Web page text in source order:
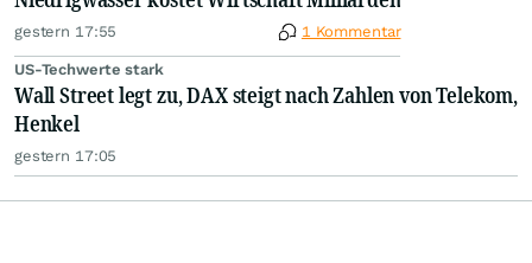
gestern 17:55 1 Kommentar
US-Techwerte stark
Wall Street legt zu, DAX steigt nach Zahlen von Telekom,
Henkel
gestern 17:05